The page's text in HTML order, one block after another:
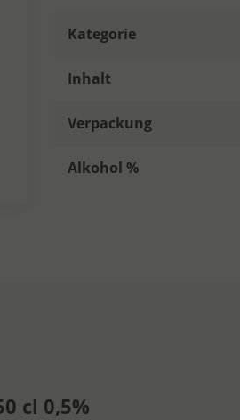
Kategorie
Inhalt
Verpackung
Alkohol %
cl 0,5%